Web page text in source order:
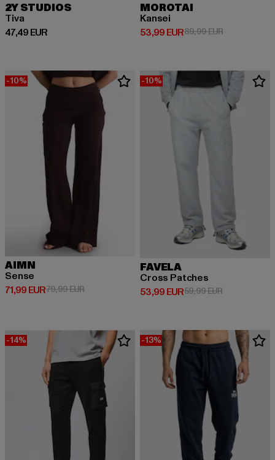
2Y STUDIOS
Tiva
47,49 EUR
Derzeitiger Preis: 47,49 EUR
MOROTAI
Kansei
53,99 EUR
Derzeitiger Preis: 53,99 EUR
89,99 EURAktionspreis:
-10%
AIMN
Sense
71,99 EUR
Derzeitiger Preis: 71,99 EUR
79,99 EURAktionspreis: 79,99 EUR
-10%
FAVELA
Cross Patches
53,99 EUR
Derzeitiger Preis: 53,99 EUR
59,99 EURAktionspreis:
-14% -13%